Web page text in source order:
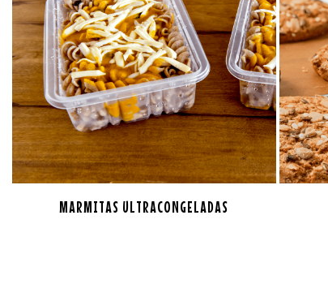
MARMITAS ULTRACONGELADAS